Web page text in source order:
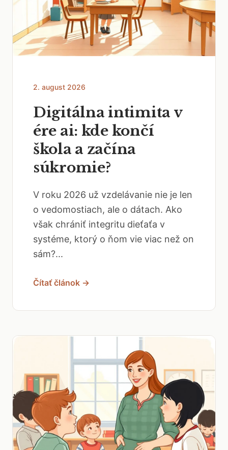
2. august 2026
Digitálna intimita v
ére ai: kde končí
škola a začína
súkromie?
V roku 2026 už vzdelávanie nie je len
o vedomostiach, ale o dátach. Ako
však chrániť integritu dieťaťa v
systéme, ktorý o ňom vie viac než on
sám?...
Čítať článok →